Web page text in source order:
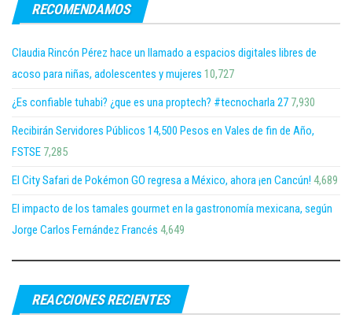
RECOMENDAMOS
Claudia Rincón Pérez hace un llamado a espacios digitales libres de
acoso para niñas, adolescentes y mujeres 10,727
¿Es confiable tuhabi? ¿que es una proptech? #tecnocharla 27 7,930
Recibirán Servidores Públicos 14,500 Pesos en Vales de fin de Año,
FSTSE 7,285
El City Safari de Pokémon GO regresa a México, ahora ¡en Cancún! 4,689
El impacto de los tamales gourmet en la gastronomía mexicana, según
Jorge Carlos Fernández Francés 4,649
REACCIONES RECIENTES